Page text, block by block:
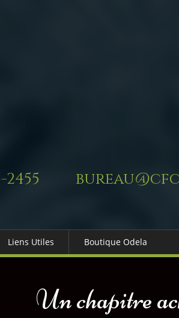
2455
Liens Utiles
Services Gouv. et Autres
Boutique Odela
Un chapitre